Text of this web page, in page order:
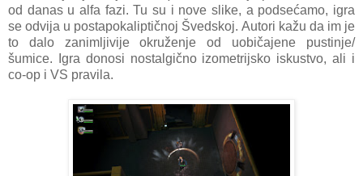
od danas u alfa fazi. Tu su i nove slike, a podsećamo, igra
se odvija u postapokaliptičnoj Švedskoj. Autori kažu da im je
to dalo zanimljivije okruženje od uobičajene pustinje/
šumice. Igra donosi nostalgično izometrijsko iskustvo, ali i
co-op i VS pravila.